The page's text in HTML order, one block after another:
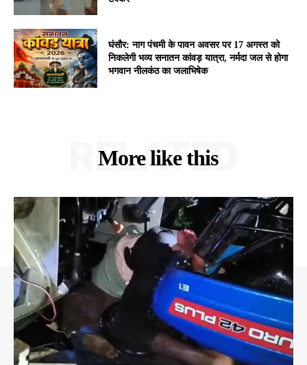
घंसौर: नाग पंचमी के पावन अवसर पर 17 अगस्त को
निकलेगी भव्य सनातन कांवड़ यात्रा, नर्मदा जल से होगा
भगवान नीलकंठ का जलाभिषेक
More like this
RELATED